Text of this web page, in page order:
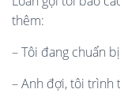
thêm:
– Tôi đang chuẩn
– Anh đợi, tôi trình